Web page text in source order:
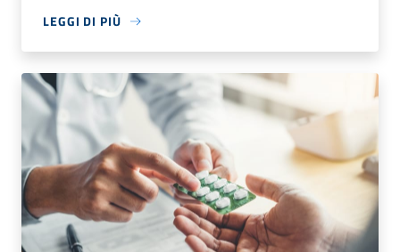
LEGGI DI PIÙ